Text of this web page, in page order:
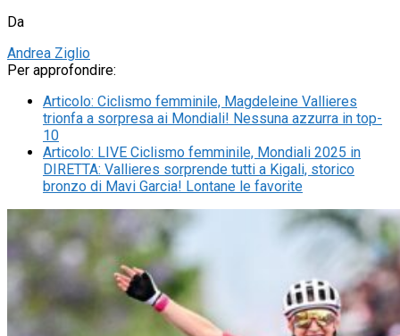
Da
Andrea Ziglio
Per approfondire:
Articolo: Ciclismo femminile, Magdeleine Vallieres
trionfa a sorpresa ai Mondiali! Nessuna azzurra in top-
10
Articolo: LIVE Ciclismo femminile, Mondiali 2025 in
DIRETTA: Vallieres sorprende tutti a Kigali, storico
bronzo di Mavi Garcia! Lontane le favorite